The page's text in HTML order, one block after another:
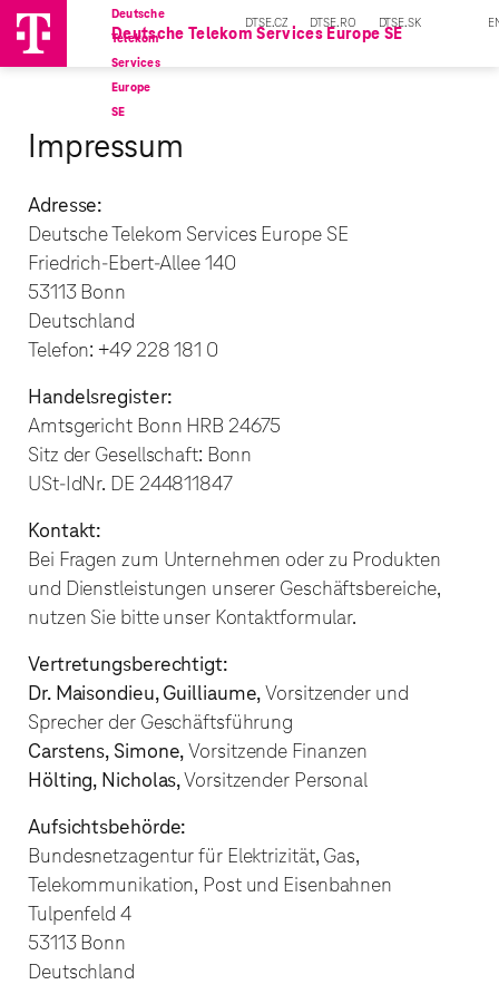
Zum
Inhalt
springen
Deutsche
Telekom
Services
Europe
SE
DTSE.CZ DTSE.RO DTSE.SK
Deutsche Telekom Services Europe SE
Impressum
Adresse:
Deutsche Telekom Services Europe SE
Friedrich-Ebert-Allee 140
53113 Bonn
Deutschland
Telefon: +49 228 181 0
Handelsregister:
Amtsgericht Bonn HRB 24675
Sitz der Gesellschaft: Bonn
USt-IdNr. DE 244811847
Kontakt:
Bei Fragen zum Unternehmen oder zu Produkten
und Dienstleistungen unserer Geschäftsbereiche,
nutzen Sie bitte unser Kontaktformular.
Vertretungsberechtigt:
Dr. Maisondieu,Guilliaume,Vorsitzender und
Sprecher der Geschäftsführung
Carstens, Simone,Vorsitzende Finanzen
Hölting, Nicholas,Vorsitzender Personal
Aufsichtsbehörde:
Bundesnetzagentur für Elektrizität, Gas,
Telekommunikation, Post und Eisenbahnen
Tulpenfeld 4
53113 Bonn
Deutschland